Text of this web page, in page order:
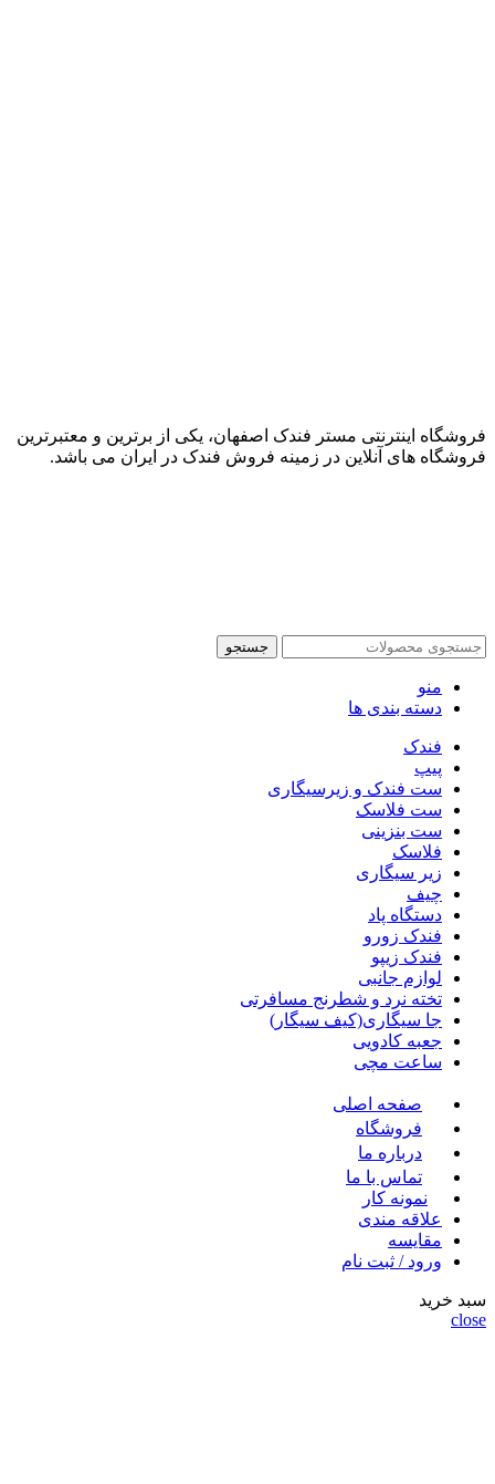
فروشگاه اینترنتی مستر فندک اصفهان، یکی از برترین و معتبرترین
فروشگاه های آنلاین در زمینه فروش فندک در ایران می باشد.
جستجو
منو
دسته بندی ها
فندک
پیپ
ست فندک و زیرسیگاری
ست فلاسک
ست بنزینی
فلاسک
زیر سیگاری
چیف
دستگاه پاد
فندک زورو
فندک زیپو
لوازم جانبی
تخته نرد و شطرنج مسافرتی
جا سیگاری(کیف سیگار)
جعبه کادویی
ساعت مچی
صفحه اصلی
فروشگاه
درباره ما
تماس با ما
نمونه کار
علاقه مندی
مقايسه
ورود / ثبت نام
سبد خرید
close